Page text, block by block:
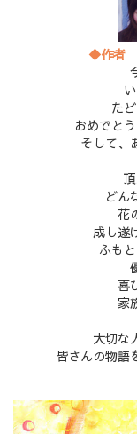
◆作者
た
おめでと
そして、
どん
花
成し遂
ふも
喜
家
大切な
皆さんの物語